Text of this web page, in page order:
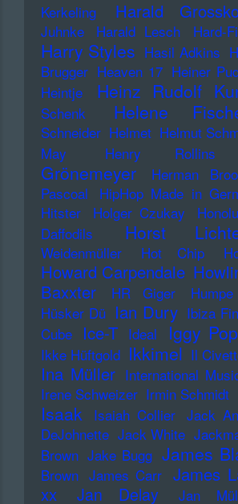
Kerkeling
Harald
Juhnke
Harald Lesch Hard-Fi
Harry Styles Hasil Adkins
Brugger Heaven 17 Heiner
Heintje
Heinz Rudolf
Schenk
Helene
Schneider Helmet Helmut
May
Henry Rollins
Grönemeyer
Herman
Pascoal
HipHop Made in
Hitster
Holger Czukay
Daffodils
Horst
Weidenmüller
Hot Chip
Howard Carpendale
Baxxter
HR Giger
Hüsker Dü Ian Dury Ibiza
Cube
Ice-T Ideal Iggy Pop
Ikke Hüftgold Ikkimel Il
Ina Müller International
Irene Schweizer Irmin Schmidt
Isaak Isaiah Collier Jack
DeJohnette Jack White
Brown Jake Bugg James
Brown James Carr James
xx
Jan Delay Jan